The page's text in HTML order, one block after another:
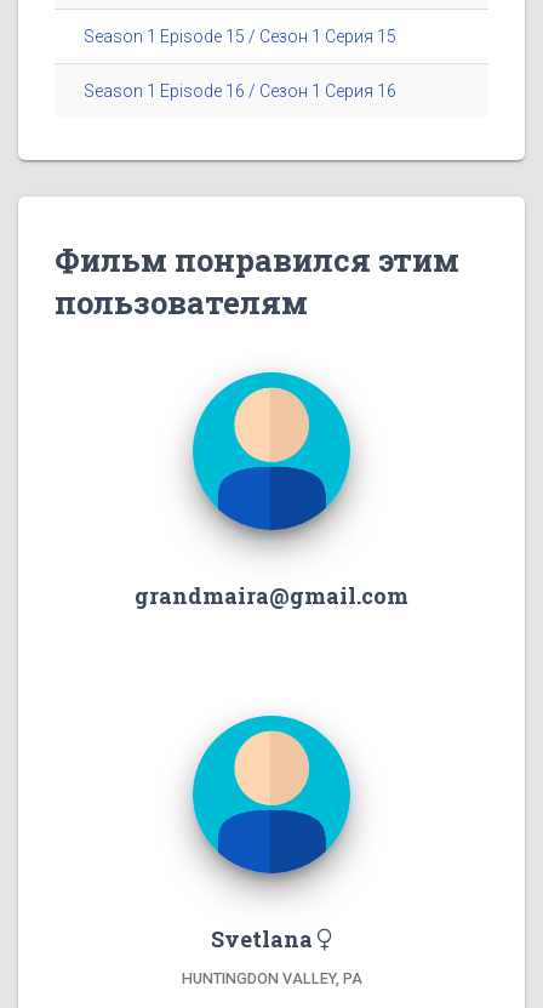
Season 1 Episode 15 / Сезон 1 Серия 15
Season 1 Episode 16 / Сезон 1 Серия 16
Фильм понравился этим
пользователям
grandmaira@gmail.com
Svetlana
HUNTINGDON VALLEY, PA